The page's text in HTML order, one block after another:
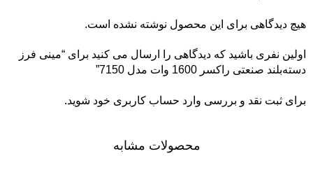
هیچ دیدگاهی برای این محصول نوشته نشده است.
اولین نفری باشید که دیدگاهی را ارسال می کنید برای “مینی فرز
دسته‌بلند صنعتی راکسر 1600 وات مدل 7150”
برای ثبت نقد و بررسی وارد حساب کاربری خود شوید.
محصولات مشابه